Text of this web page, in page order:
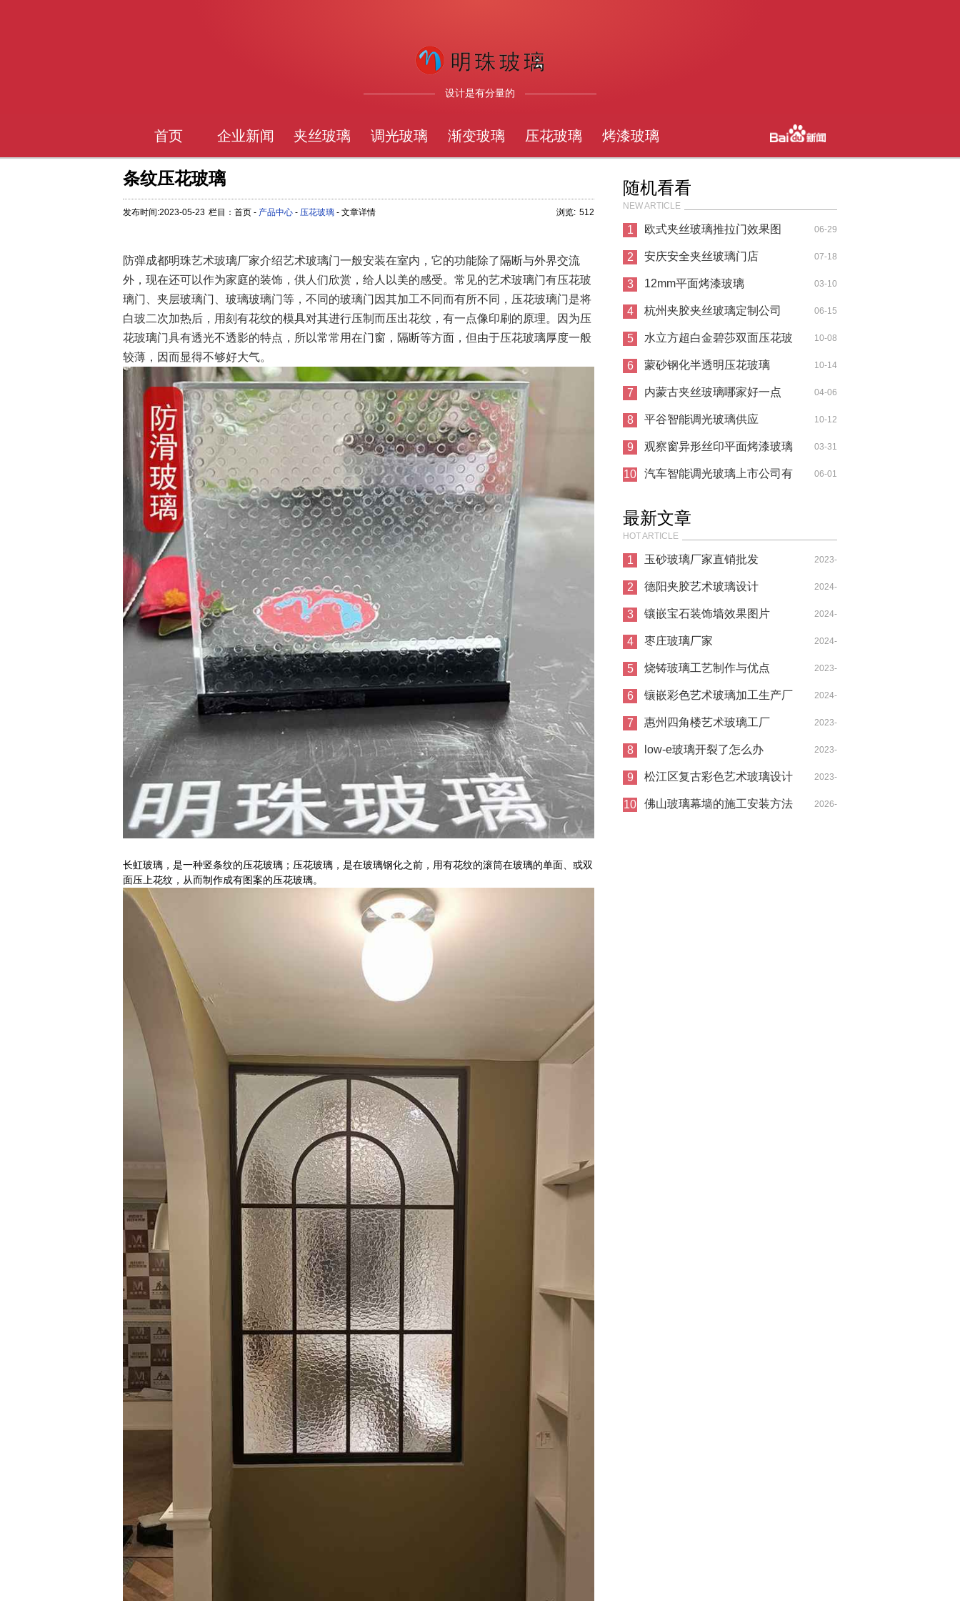
设计是有分量的
首页 企业新闻 夹丝玻璃 调光玻璃 渐变玻璃 压花玻璃 烤漆玻璃
条纹压花玻璃
发布时间:2023-05-23 栏目：首页 - 产品中心 - 压花玻璃 - 文章详情 浏览: 512
防弹成都明珠艺术玻璃厂家介绍艺术玻璃门一般安装在室内，它的功能除了隔断与外界交流
外，现在还可以作为家庭的装饰，供人们欣赏，给人以美的感受。常见的艺术玻璃门有压花玻
璃门、夹层玻璃门、玻璃玻璃门等，不同的玻璃门因其加工不同而有所不同，压花玻璃门是将
白玻二次加热后，用刻有花纹的模具对其进行压制而压出花纹，有一点像印刷的原理。因为压
花玻璃门具有透光不透影的特点，所以常常用在门窗，隔断等方面，但由于压花玻璃厚度一般
较薄，因而显得不够好大气。
长虹玻璃，是一种竖条纹的压花玻璃；压花玻璃，是在玻璃钢化之前，用有花纹的滚筒在玻璃的单面、或双
面压上花纹，从而制作成有图案的压花玻璃。
随机看看
NEW ARTICLE
1 欧式夹丝玻璃推拉门效果图 06-29
2 安庆安全夹丝玻璃门店 07-18
3 12mm平面烤漆玻璃 03-10
4 杭州夹胶夹丝玻璃定制公司 06-15
5 水立方超白金碧莎双面压花玻
璃
10-08
6 蒙砂钢化半透明压花玻璃 10-14
7 内蒙古夹丝玻璃哪家好一点 04-06
8 平谷智能调光玻璃供应 10-12
9 观察窗异形丝印平面烤漆玻璃 03-31
10 汽车智能调光玻璃上市公司有 06-01
最新文章
HOT ARTICLE
1 玉砂玻璃厂家直销批发 2023-
07-04
2 德阳夹胶艺术玻璃设计 2024-
05-14
3 镶嵌宝石装饰墙效果图片 2024-
04-19
4 枣庄玻璃厂家 2024-
05-31
5 烧铸玻璃工艺制作与优点 2023-
08-19
6 镶嵌彩色艺术玻璃加工生产厂
家木门
2024-
07-29
7 惠州四角楼艺术玻璃工厂 2023-
07-09
8 low-e玻璃开裂了怎么办 2023-
10-04
9 松江区复古彩色艺术玻璃设计 2023-
07-26
10 佛山玻璃幕墙的施工安装方法 2026-